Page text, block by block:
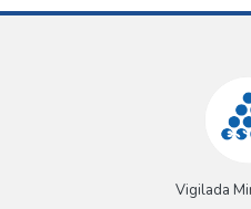
Vigilada